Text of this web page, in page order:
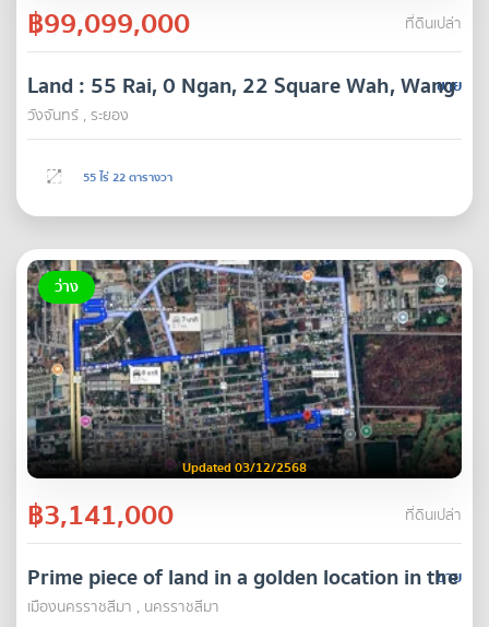
฿99,099,000 ที่ดินเปล่า
ขาย
Land : 55 Rai, 0 Ngan, 22 Square Wah, Wang
วังจันทร์ , ระยอง
55 ไร่ 22 ตารางวา
ว่าง
Updated 03/12/2568
฿3,141,000 ที่ดินเปล่า
ขาย
Prime piece of land in a golden location in the
เมืองนครราชสีมา , นครราชสีมา